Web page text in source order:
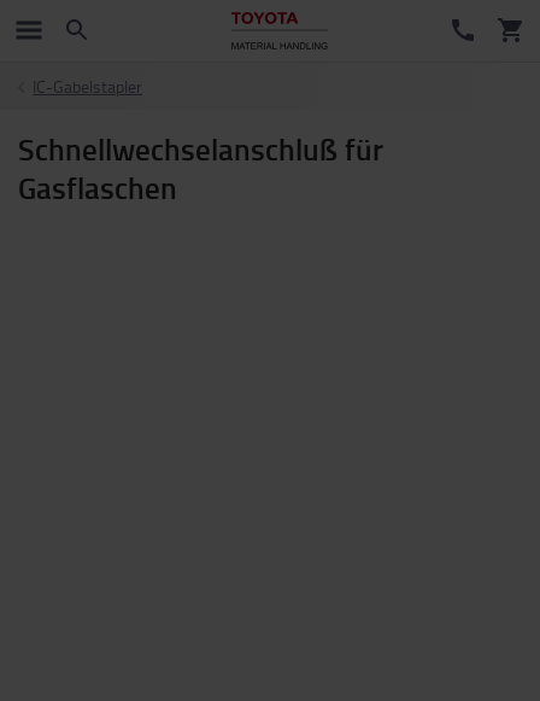
IC-Gabelstapler
Schnellwechselanschluß für
Gasflaschen